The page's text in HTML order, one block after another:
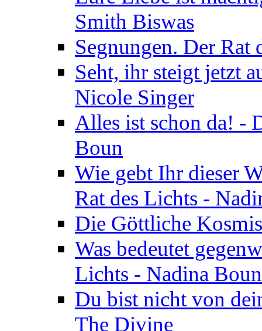
Smith Biswas
Segnungen. Der
Seht, ihr steigt jetzt
Nicole Singer
Alles ist schon da! -
Boun
Wie gebt Ihr dieser
Rat des Lichts -
Die Göttliche
Was bedeutet
Lichts - Nadina Boun
Du bist nicht von
The Divine